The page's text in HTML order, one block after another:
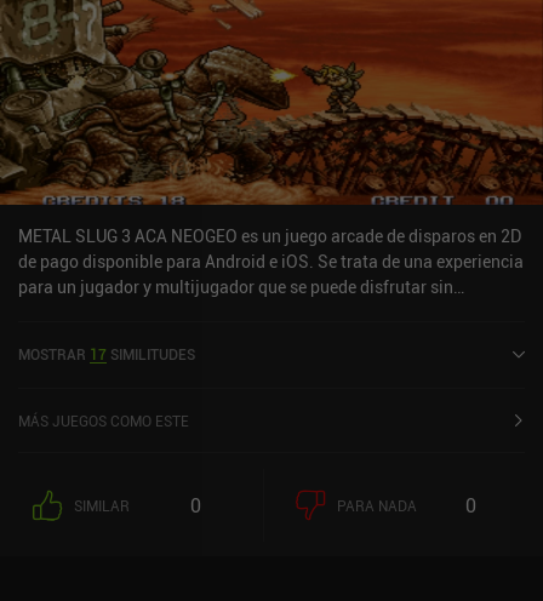
METAL SLUG 3 ACA NEOGEO es un juego arcade de disparos en 2D
de pago disponible para Android e iOS. Se trata de una experiencia
para un jugador y multijugador que se puede disfrutar sin
valoración de 4,1 sobre 5,0 en Google Play y de 3,5 sobre 5,0 en la
MOSTRAR 17 SIMILITUDES
MÁS JUEGOS COMO ESTE
SIMILAR 0 PARA NADA 0